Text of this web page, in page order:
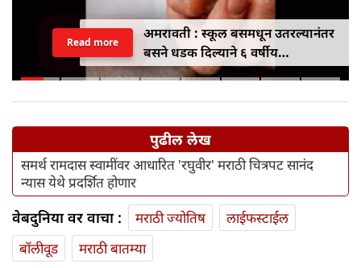
अमरावती : स्कूल बसमधून उतरल्यानंतर
बसने धडक दिल्याने ६ वर्षीय
विद्यार्थिनीचा मृत्यू
Read more
पुढील लेख
समर्थ रामदास स्वामींवर आधारित 'रघुवीर' मराठी चित्रपट सानंद
न्यास येथे प्रदर्शित होणार
वेबदुनिया वर वाचा : मराठी ज्योतिष
लाईफस्टाईल
बॉलीवूड
मराठी बातम्या